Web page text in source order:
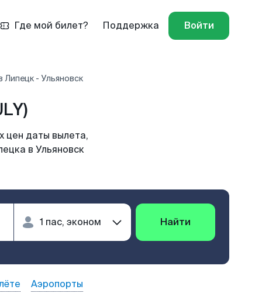
Где мой билет? Поддержка Войти
Липецк - Ульяновск
цен даты вылета,
в Ульяновск
Найти
Аэропорты